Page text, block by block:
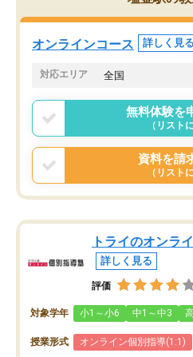
ションを維持できました。「やら
る勉強」から「目標のための勉
意識が変わったことが、目標校へ
オンラインコース 詳しく見る
対応エリア 全国
無料体験を
（リスト
資料を請
（リスト
トライのオンラ
詳しく見る
評価
対象学年 小1～小6 中1～中3
授業形式 オンライン個別指導(1:1)